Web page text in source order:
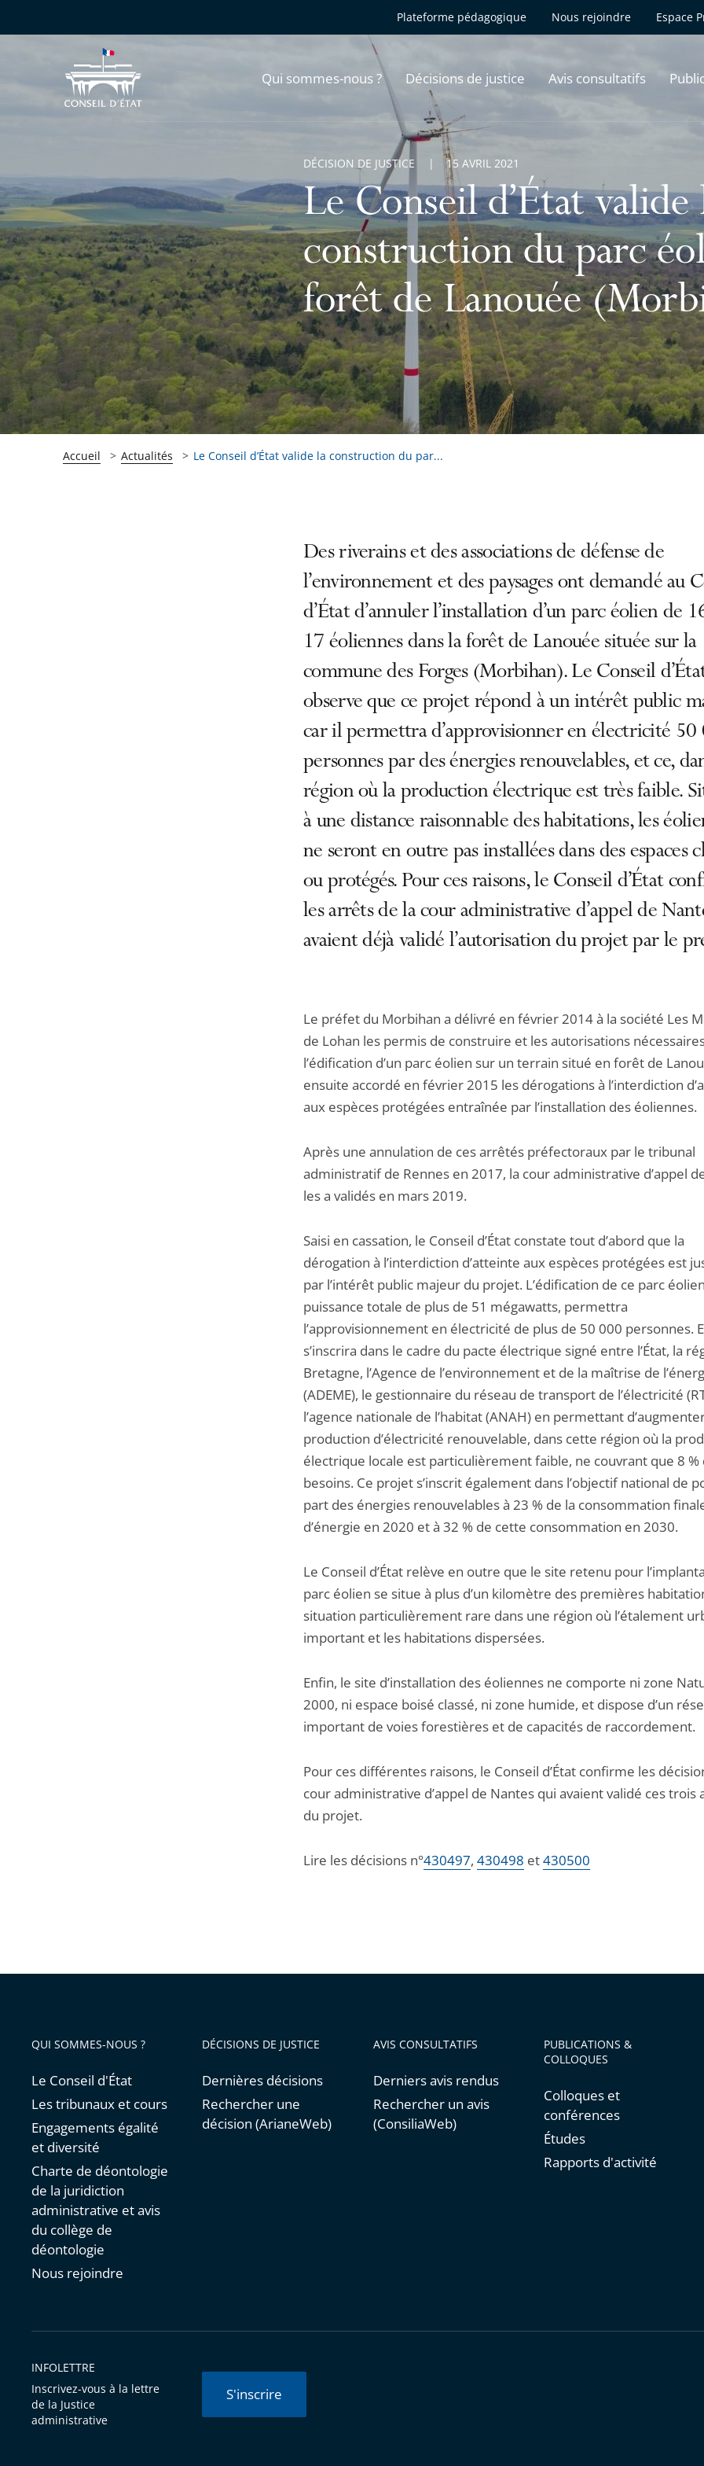
Plateforme pédagogique Nous rejoindre Espace
Qui sommes-nous ? Décisions de justice Avis consultatifs
Le Conseil d’État valide
construction du parc
forêt de Lanouée
DÉCISION DE JUSTICE 15 AVRIL 2021
Accueil Actualités Le Conseil d’État valide la construction du par...
Des riverains et des associations de défense de
l’environnement et des paysages ont demandé au
d’État d’annuler l’installation d’un parc éolien de
17 éoliennes dans la forêt de Lanouée située sur la
commune des Forges (Morbihan). Le Conseil
observe que ce projet répond à un intérêt public
car il permettra d’approvisionner en électricité 50
personnes par des énergies renouvelables, et ce,
région où la production électrique est très faible.
à une distance raisonnable des habitations, les
ne seront en outre pas installées dans des espaces
ou protégés. Pour ces raisons, le Conseil d’État
les arrêts de la cour administrative d’appel de
avaient déjà validé l’autorisation du projet par le
Le préfet du Morbihan a délivré en février 2014 à la société Les
de Lohan les permis de construire et les autorisations
l’édification d’un parc éolien sur un terrain situé en forêt de
ensuite accordé en février 2015 les dérogations à l’interdiction
aux espèces protégées entraînée par l’installation des éoliennes.
Après une annulation de ces arrêtés préfectoraux par le tribunal
administratif de Rennes en 2017, la cour administrative d’appel
les a validés en mars 2019.
Saisi en cassation, le Conseil d’État constate tout d’abord que la
dérogation à l’interdiction d’atteinte aux espèces protégées est
par l’intérêt public majeur du projet. L’édification de ce parc
puissance totale de plus de 51 mégawatts, permettra
l’approvisionnement en électricité de plus de 50 000 personnes.
s’inscrira dans le cadre du pacte électrique signé entre l’État, la
Bretagne, l’Agence de l’environnement et de la maîtrise de
(ADEME), le gestionnaire du réseau de transport de l’électricité
l’agence nationale de l’habitat (ANAH) en permettant
production d’électricité renouvelable, dans cette région où la
électrique locale est particulièrement faible, ne couvrant que 8 %
besoins. Ce projet s’inscrit également dans l’objectif national de
part des énergies renouvelables à 23 % de la consommation
d’énergie en 2020 et à 32 % de cette consommation en 2030.
Le Conseil d’État relève en outre que le site retenu pour
parc éolien se situe à plus d’un kilomètre des premières
situation particulièrement rare dans une région où l’étalement
important et les habitations dispersées.
Enfin, le site d’installation des éoliennes ne comporte ni zone
2000, ni espace boisé classé, ni zone humide, et dispose d’un
important de voies forestières et de capacités de raccordement.
Pour ces différentes raisons, le Conseil d’État confirme les
cour administrative d’appel de Nantes qui avaient validé ces trois
du projet.
Lire les décisions n°430497, 430498 et430500
QUI SOMMES-NOUS ?
Le Conseil d'État
Les tribunaux et cours
Engagements égalité
et diversité
Charte de déontologie
de la juridiction
administrative et avis
du collège de
déontologie
Nous rejoindre
DÉCISIONS DE JUSTICE
Dernières décisions
Rechercher une
décision (ArianeWeb)
AVIS CONSULTATIFS
Derniers avis rendus
Rechercher un avis
(ConsiliaWeb)
PUBLICATIONS &
COLLOQUES
Colloques et
conférences
Études
Rapports d'activité
INFOLETTRE
Inscrivez-vous à la lettre
de la Justice
administrative
S'inscrire